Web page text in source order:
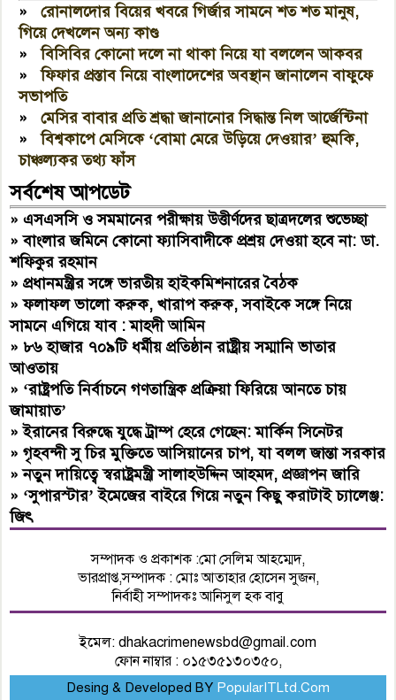
»রোনালদোর বিয়ের খবরে গির্জার সামনে শত শত মানুষ,
গিয়ে দেখলেন অন্য কাণ্ড
»বিসিবির কোনো দলে না থাকা নিয়ে যা বললেন আকবর
»ফিফার প্রস্তাব নিয়ে বাংলাদেশের অবস্থান জানালেন বাফুফে
সভাপতি
»মেসির বাবার প্রতি শ্রদ্ধা জানানোর সিদ্ধান্ত নিল আর্জেন্টিনা
»বিশ্বকাপে মেসিকে ‘বোমা মেরে উড়িয়ে দেওয়ার’ হুমকি,
চাঞ্চল্যকর তথ্য ফাঁস
সর্বশেষ আপডেট
»এসএসসি ও সমমানের পরীক্ষায় উত্তীর্ণদের ছাত্রদলের শুভেচ্ছা
»বাংলার জমিনে কোনো ফ্যাসিবাদীকে প্রশ্রয় দেওয়া হবে না: ডা.
শফিকুর রহমান
»প্রধানমন্ত্রীর সঙ্গে ভারতীয় হাইকমিশনারের বৈঠক
»ফলাফল ভালো করুক, খারাপ করুক, সবাইকে সঙ্গে নিয়ে
সামনে এগিয়ে যাব : মাহদী আমিন
»৮৬ হাজার ৭০৯টি ধর্মীয় প্রতিষ্ঠান রাষ্ট্রীয় সম্মানি ভাতার
আওতায়
» ‘রাষ্ট্রপতি নির্বাচনে গণতান্ত্রিক প্রক্রিয়া ফিরিয়ে আনতে চায়
জামায়াত’
»ইরানের বিরুদ্ধে যুদ্ধে ট্রাম্প হেরে গেছেন: মার্কিন সিনেটর
»গৃহবন্দী সু চির মুক্তিতে আসিয়ানের চাপ, যা বলল জান্তা সরকার
»নতুন দায়িত্বে স্বরাষ্ট্রমন্ত্রী সালাহউদ্দিন আহমদ, প্রজ্ঞাপন জারি
» ‘সুপারস্টার’ ইমেজের বাইরে গিয়ে নতুন কিছু করাটাই চ্যালেঞ্জ:
জিৎ
সম্পাদক ও প্রকাশক :মো সেলিম আহম্মেদ,
ভারপ্রাপ্ত,সম্পাদক : মোঃ আতাহার হোসেন সুজন,
নির্বাহী সম্পাদকঃ আনিসুল হক বাবু
ইমেল: dhakacrimenewsbd@gmail.com
ফোন নাম্বার : ০১৫৩৫১৩০৩৫০,
Desing & Developed BY PopularITLtd.Com